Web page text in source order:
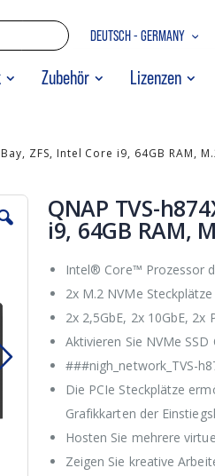
SUCHE
Zum
InhaltSPRACHE
DEUTSCH - GERMANY
Zubehör Lizenzen
ZFS, Intel Core i9, 64GB RAM,
QNAP TVS-
i9, 64GB RAM,
Intel® Core™ Prozessor
2x M.2 NVMe
2x 2,5GbE, 2x 10GbE, 2x
Aktivieren Sie NVMe
###nigh_network_TVS-
Die PCIe Steckplätze
Grafikkarten der
Hosten Sie mehrere
Zeigen Sie kreative